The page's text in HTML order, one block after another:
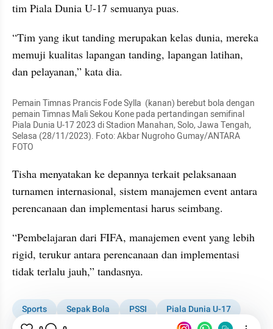
tim Piala Dunia U-17 semuanya puas.
“Tim yang ikut tanding merupakan kelas dunia, mereka
memuji kualitas lapangan tanding, lapangan latihan,
dan pelayanan,” kata dia.
Pemain Timnas Prancis Fode Sylla  (kanan) berebut bola dengan
pemain Timnas Mali Sekou Kone pada pertandingan semifinal
Piala Dunia U-17 2023 di Stadion Manahan, Solo, Jawa Tengah,
Selasa (28/11/2023). Foto: Akbar Nugroho Gumay/ANTARA
FOTO
Tisha menyatakan ke depannya terkait pelaksanaan
turnamen internasional, sistem manajemen event antara
perencanaan dan implementasi harus seimbang.
“Pembelajaran dari FIFA, manajemen event yang lebih
rigid, terukur antara perencanaan dan implementasi
tidak terlalu jauh,” tandasnya.
Sports Sepak Bola PSSI
Piala Dunia U-17